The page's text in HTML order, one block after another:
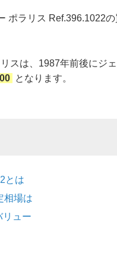
ポラリス Ref.396.1022
スは、1987年前後にジ
となります。
とは
相場は
リュー